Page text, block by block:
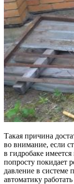
Такая причина
во внимание, если
в гидробаке
попросту покидает
давление в системе
автоматику